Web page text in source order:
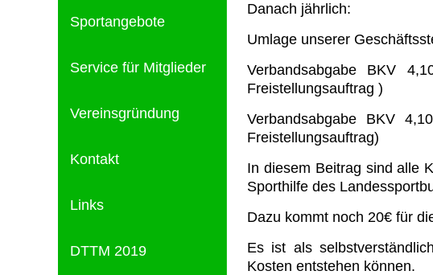
Sportangebote
Service für Mitglieder
Vereinsgründung
Kontakt
Links
DTTM 2019
Danach jährlich:
Umlage unserer
Verbandsabgabe BKV
Freistellungsauftrag )
Verbandsabgabe BKV
Freistellungsauftrag)
In diesem Beitrag sind alle
Sporthilfe des
Dazu kommt noch 20€ für
Es ist als
Kosten entstehen können.